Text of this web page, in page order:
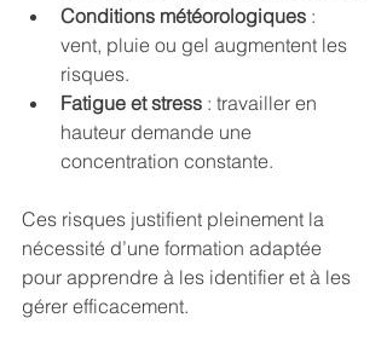
Conditions météorologiques :
vent, pluie ou gel augmentent les
risques.
Fatigue et stress : travailler en
hauteur demande une
concentration constante.
Ces risques justifient pleinement la
nécessité d’une formation adaptée
pour apprendre à les identifier et à les
gérer efficacement.